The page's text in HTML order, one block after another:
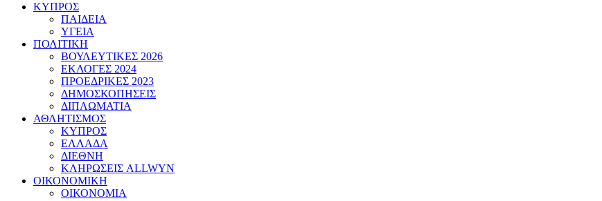
ΚΥΠΡΟΣ
ΠΑΙΔΕΙΑ
ΥΓΕΙΑ
ΠΟΛΙΤΙΚΗ
ΒΟΥΛΕΥΤΙΚΕΣ 2026
ΕΚΛΟΓΕΣ 2024
ΠΡΟΕΔΡΙΚΕΣ 2023
ΔΗΜΟΣΚΟΠΗΣΕΙΣ
ΔΙΠΛΩΜΑΤΙΑ
ΑΘΛΗΤΙΣΜΟΣ
ΚΥΠΡΟΣ
ΕΛΛΑΔΑ
ΔΙΕΘΝΗ
ΚΛΗΡΩΣΕΙΣ ALLWYN
ΟΙΚΟΝΟΜΙΚΗ
ΟΙΚΟΝΟΜΙΑ